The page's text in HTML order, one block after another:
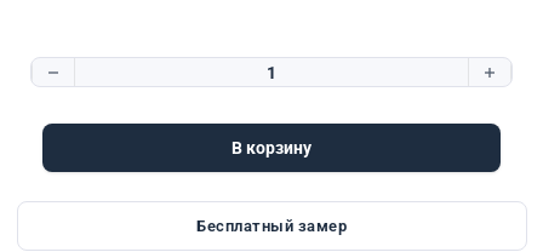
Количество товара Сеул Vinyl Платина стекло графитовое
В корзину
Бесплатный замер